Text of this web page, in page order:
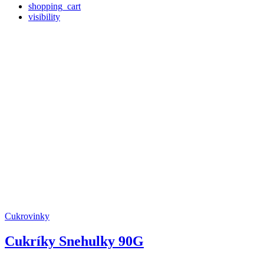
shopping_cart
visibility
Cukrovinky
Cukríky Snehulky 90G